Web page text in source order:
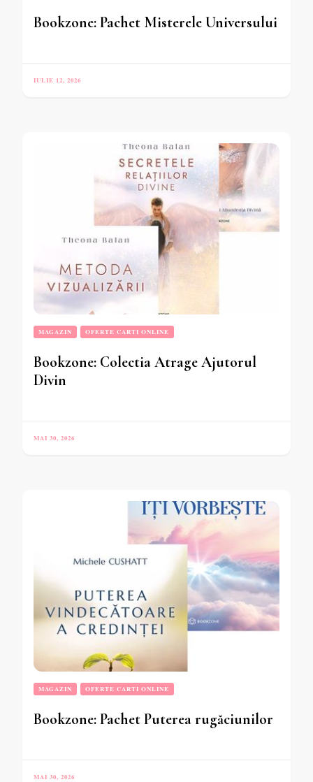
Bookzone: Pachet Misterele Universului
IULIE 12, 2026
MAGAZIN OFERTE CARTI ONLINE
Bookzone: Colectia Atrage Ajutorul
Divin
MAI 30, 2026
MAGAZIN OFERTE CARTI ONLINE
Bookzone: Pachet Puterea rugăciunilor
MAI 30, 2026